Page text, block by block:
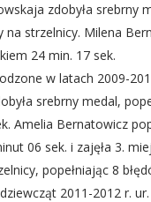
zdobyła srebrny
na strzelnicy. Milena
24 min. 17 sek.
w latach 2009-
srebrny medal,
Amelia Bernatowicz
06 sek. i zajęła 3.
popełniając 8
2011-2012 r.